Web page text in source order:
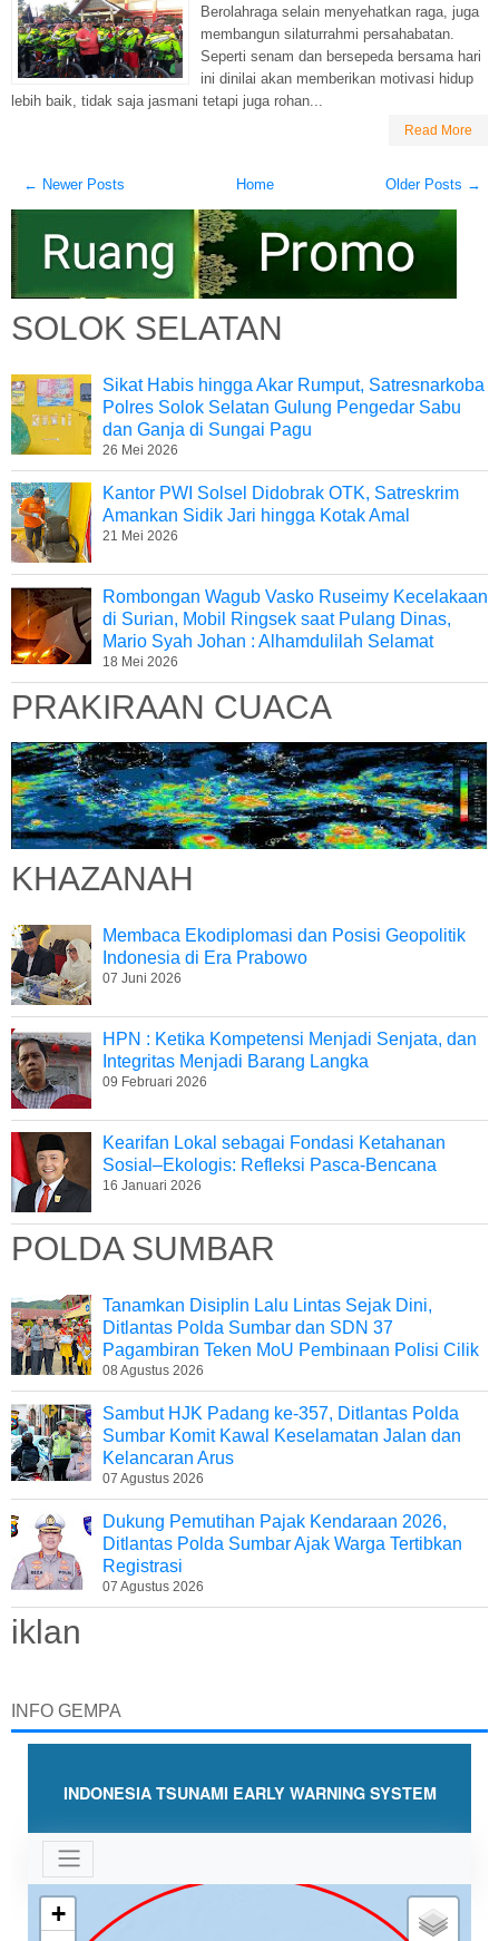
Berolahraga selain menyehatkan raga, juga
membangun silaturrahmi persahabatan.
Seperti senam dan bersepeda bersama hari
ini dinilai akan memberikan motivasi hidup
lebih baik, tidak saja jasmani tetapi juga rohan...
Read More
← Newer Posts Older Posts →
Home
SOLOK SELATAN
Sikat Habis hingga Akar Rumput, Satresnarkoba
Polres Solok Selatan Gulung Pengedar Sabu
dan Ganja di Sungai Pagu
26 Mei 2026
Kantor PWI Solsel Didobrak OTK, Satreskrim
Amankan Sidik Jari hingga Kotak Amal
21 Mei 2026
Rombongan Wagub Vasko Ruseimy Kecelakaan
di Surian, Mobil Ringsek saat Pulang Dinas,
Mario Syah Johan : Alhamdulilah Selamat
18 Mei 2026
PRAKIRAAN CUACA
KHAZANAH
Membaca Ekodiplomasi dan Posisi Geopolitik
Indonesia di Era Prabowo
07 Juni 2026
HPN : Ketika Kompetensi Menjadi Senjata, dan
Integritas Menjadi Barang Langka
09 Februari 2026
Kearifan Lokal sebagai Fondasi Ketahanan
Sosial–Ekologis: Refleksi Pasca-Bencana
16 Januari 2026
POLDA SUMBAR
Tanamkan Disiplin Lalu Lintas Sejak Dini,
Ditlantas Polda Sumbar dan SDN 37
Pagambiran Teken MoU Pembinaan Polisi Cilik
08 Agustus 2026
Sambut HJK Padang ke-357, Ditlantas Polda
Sumbar Komit Kawal Keselamatan Jalan dan
Kelancaran Arus
07 Agustus 2026
Dukung Pemutihan Pajak Kendaraan 2026,
Ditlantas Polda Sumbar Ajak Warga Tertibkan
Registrasi
07 Agustus 2026
iklan
INFO GEMPA